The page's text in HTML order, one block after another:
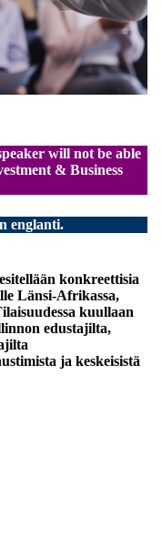
will not be able
& Business
englanti.
konkreettisia
Länsi-Afrikassa,
kuullaan
edustajilta,
ja keskeisistä